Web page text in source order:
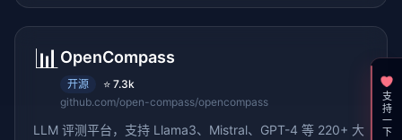
📊 OpenCompass
开源 ⭐ 7.3k
github.com/open-compass/opencompass
LLM 评测平台，支持 Llama3、Mistral、GPT-4 等 220+ 大
支持一下